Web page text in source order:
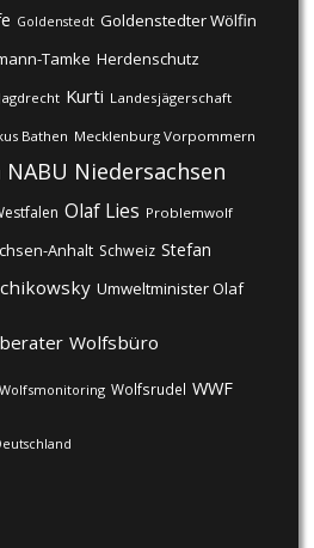
Goldenstedt Goldenstedter Wölfin
Tamke Herdenschutz
Jagdrecht Kurti Landesjägerschaft
Bathen Mecklenburg Vorpommern
NABU Niedersachsen
Olaf Lies Problemwolf
Anhalt Schweiz Stefan
Umweltminister Olaf
Wolfsbüro
Wolfsmonitoring Wolfsrudel WWF